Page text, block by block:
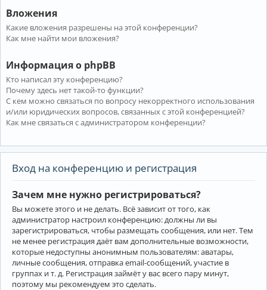
Вложения
Какие вложения разрешены на этой конференции?
Как мне найти мои вложения?
Информация о phpBB
Кто написал эту конференцию?
Почему здесь нет такой-то функции?
С кем можно связаться по вопросу некорректного использования
и/или юридических вопросов, связанных с этой конференцией?
Как мне связаться с администратором конференции?
Вход на конференцию и регистрация
Зачем мне нужно регистрироваться?
Вы можете этого и не делать. Всё зависит от того, как
администратор настроил конференцию: должны ли вы
зарегистрироваться, чтобы размещать сообщения, или нет. Тем
не менее регистрация даёт вам дополнительные возможности,
которые недоступны анонимным пользователям: аватары,
личные сообщения, отправка email-сообщений, участие в
группах и т. д. Регистрация займёт у вас всего пару минут,
поэтому мы рекомендуем это сделать.